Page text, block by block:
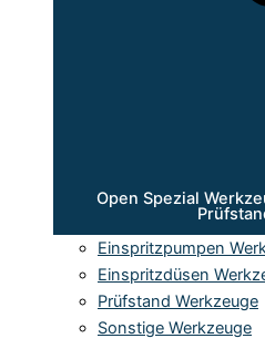
Open Spezial
Einspritzpumpen
Einspritzdüsen
Prüfstand Werkzeuge
Sonstige Werkzeuge